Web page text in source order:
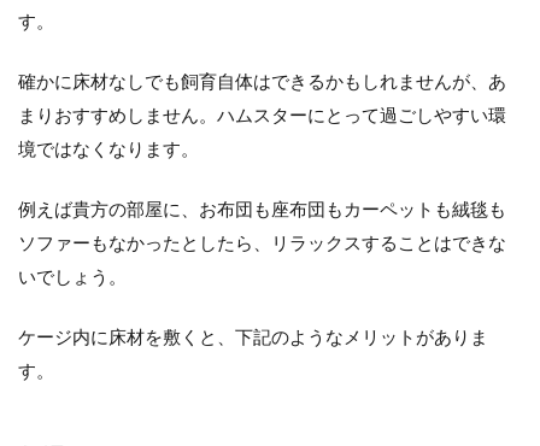
す。
確かに床材なしでも飼育自体はできるかもしれませんが、あ
まりおすすめしません。ハムスターにとって過ごしやすい環
境ではなくなります。
例えば貴方の部屋に、お布団も座布団もカーペットも絨毯も
ソファーもなかったとしたら、リラックスすることはできな
いでしょう。
ケージ内に床材を敷くと、下記のようなメリットがありま
す。